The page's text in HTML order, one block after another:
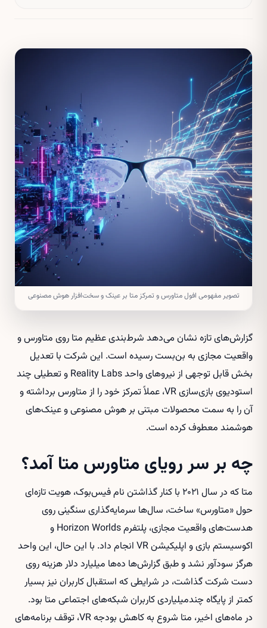
تصویر مفهومی افول متاورس و تمرکز متا بر عینک و سخت‌افزار هوش مصنوعی
گزارش‌های تازه نشان می‌دهد شرط‌بندی عظیم متا روی متاورس و
واقعیت مجازی به بن‌بست رسیده است. این شرکت با تعدیل
بخش قابل توجهی از نیروهای واحد Reality Labs و تعطیلی چند
استودیوی بازی‌سازی VR، عملاً تمرکز خود را از متاورس برداشته و
آن را به سمت محصولات مبتنی بر هوش مصنوعی و عینک‌های
هوشمند معطوف کرده است.
چه بر سر رویای متاورس متا آمد؟
متا که در سال ۲۰۲۱ با کنار گذاشتن نام فیس‌بوک، هویت تازه‌ای
حول «متاورس» ساخت، سال‌ها سرمایه‌گذاری سنگینی روی
هدست‌های واقعیت مجازی، پلتفرم Horizon Worlds و
اکوسیستم بازی و اپلیکیشن VR انجام داد. با این حال، این واحد
هرگز سودآور نشد و طبق گزارش‌ها ده‌ها میلیارد دلار هزینه روی
دست شرکت گذاشت، در شرایطی که استقبال کاربران نیز بسیار
کمتر از پایگاه چندمیلیاردی کاربران شبکه‌های اجتماعی متا بود.
در ماه‌های اخیر، متا شروع به کاهش بودجه VR، توقف برنامه‌های